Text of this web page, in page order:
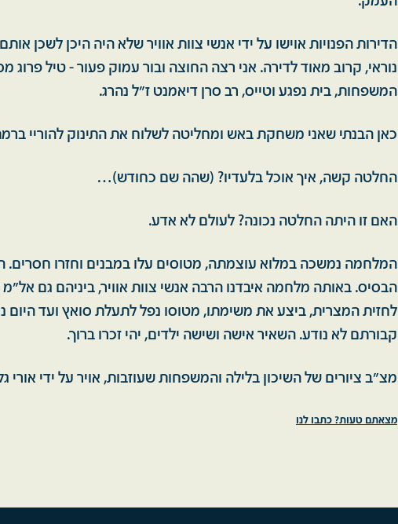
הדירות הפנויות אוישו על ידי אנשי צוות אוויר שלא היה היכן לשכן
נוראי, קרוב מאוד לדירה. אני רצה החוצה ובור עמוק פעור - טיל פרוג
המשפחות, בית נפגע וטייס, רב סרן דיאמנט ז"ל נהרג.
כאן הבנתי שאני משחקת באש ומחליטה לשלוח את התינוק להוריי
החלטה קשה, איך אוכל בלעדיו? (שהה שם כחודש)…
האם זו היתה החלטה נכונה? לעולם לא אדע.
המלחמה נמשכה במלוא עוצמתה, מטוסים עלו במבנים וחזרו חסרים.
הבסיס. באותה מלחמה איבדנו הרבה אנשי צוות אוויר, ביניהם גם
לחזית המצרית, ביצע את משימתו, מטוסו נפל לתעלת סואץ ועד היום
קבורתם לא נודע. השאיר אישה ושישה ילדים, יהי זכרו ברוך.
מצ"ב ציורים של השיכון בלילה והמשפחות שעוזבות, אויר על ידי אורי
מצאתם טעות? כתבו לנו